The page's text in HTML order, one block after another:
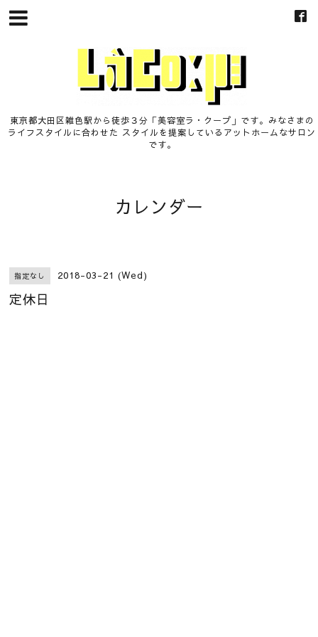
東京都大田区雑色駅から徒歩３分「美容室ラ・クープ」です。みなさまの
ライフスタイルに合わせた スタイルを提案しているアットホームなサロン
です。
カレンダー
指定なし 2018-03-21 (Wed)
定休日